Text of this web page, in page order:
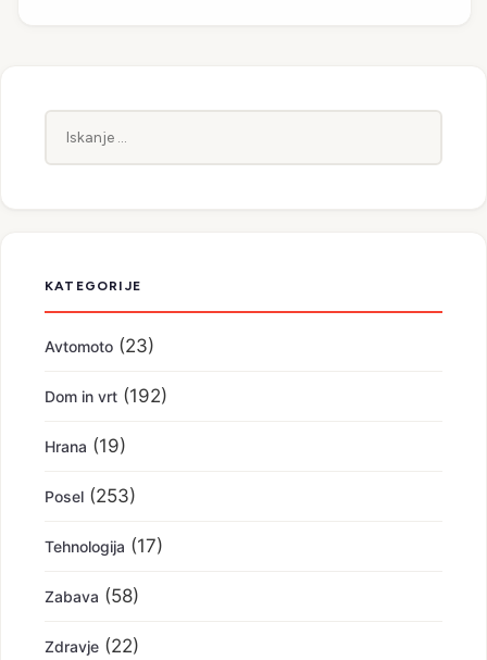
KATEGORIJE
Avtomoto (23)
Dom in vrt (192)
Hrana (19)
Posel (253)
Tehnologija (17)
Zabava (58)
Zdravje (22)